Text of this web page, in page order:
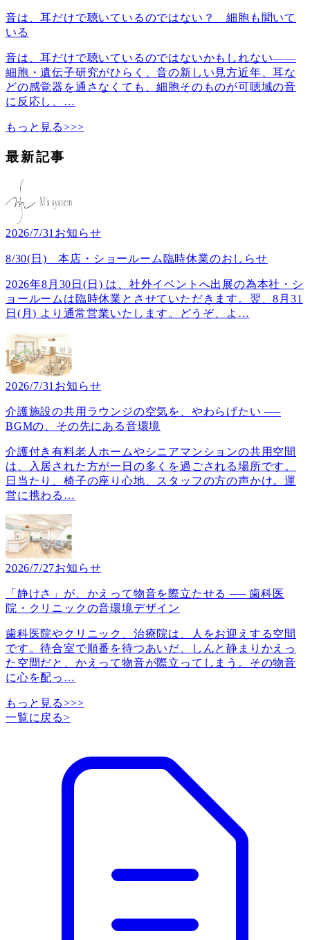
音は、耳だけで聴いているのではない？ 細胞も聞いて
いる
音は、耳だけで聴いているのではないかもしれない――
細胞・遺伝子研究がひらく、音の新しい見方近年、耳な
どの感覚器を通さなくても、細胞そのものが可聴域の音
に反応し、 …
もっと見る>>>
最新記事
2026/7/31 お知らせ
8/30(日) 本店・ショールーム臨時休業のおしらせ
2026年8月30日(日) は、社外イベントへ出展の為本社・シ
ョールームは臨時休業とさせていただきます。翌、8月31
日(月) より通常営業いたします。どうぞ、よ …
2026/7/31 お知らせ
介護施設の共用ラウンジの空気を、やわらげたい ──
BGMの、その先にある音環境
介護付き有料老人ホームやシニアマンションの共用空間
は、入居された方が一日の多くを過ごされる場所です。
日当たり、椅子の座り心地、スタッフの方の声かけ。運
営に携わる …
2026/7/27お知らせ
「静けさ」が、かえって物音を際立たせる ── 歯科医
院・クリニックの音環境デザイン
歯科医院やクリニック、治療院は、人をお迎えする空間
です。待合室で順番を待つあいだ、しんと静まりかえっ
た空間だと、かえって物音が際立ってしまう。その物音
に心を配っ …
もっと見る>>>
一覧に戻る>